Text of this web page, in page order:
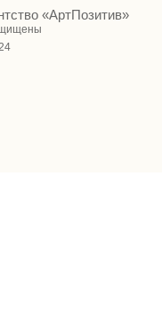
«АртПозитив»